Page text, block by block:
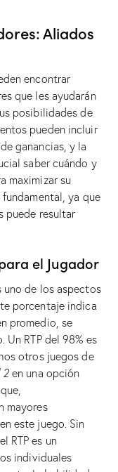
Aliados
encontrar
que les ayudarán
posibilidades de
pueden incluir
ganancias, y la
saber cuándo y
maximizar su
ya que
puede resultar
el Jugador
uno de los aspectos
porcentaje indica
promedio, se
RTP del 98% es
otros juegos de
2en una opción
mayores
este juego. Sin
RTP es un
individuales